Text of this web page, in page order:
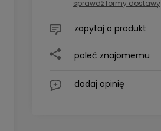
kosztów płatności
sprawdź formy dostawy
zapytaj o produkt
poleć znajomemu
dodaj opinię